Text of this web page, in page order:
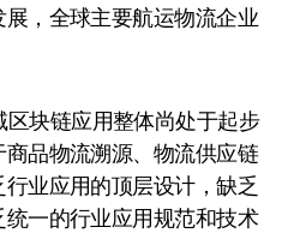
，全球主要航运物流企业
区块链应用整体尚处于起步
品物流溯源、物流供应链
业应用的顶层设计，缺乏
一的行业应用规范和技术